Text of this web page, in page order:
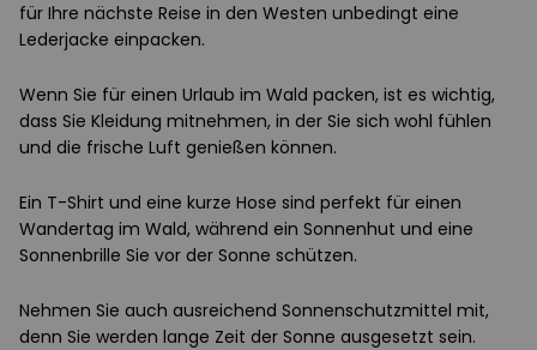
für Ihre nächste Reise in den Westen unbedingt eine
Lederjacke einpacken.
Wenn Sie für einen Urlaub im Wald packen, ist es wichtig,
dass Sie Kleidung mitnehmen, in der Sie sich wohl fühlen
und die frische Luft genießen können.
Ein T-Shirt und eine kurze Hose sind perfekt für einen
Wandertag im Wald, während ein Sonnenhut und eine
Sonnenbrille Sie vor der Sonne schützen.
Nehmen Sie auch ausreichend Sonnenschutzmittel mit,
denn Sie werden lange Zeit der Sonne ausgesetzt sein.